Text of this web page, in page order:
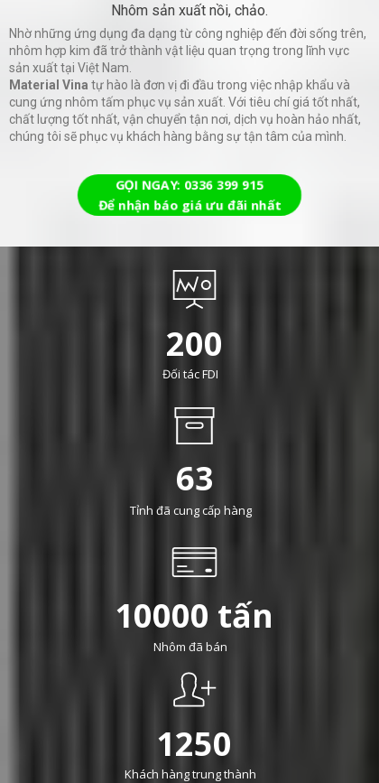
Nhôm sản xuất nồi, chảo.
Nhờ những ứng dụng đa dạng từ công nghiệp đến đời sống trên,
nhôm hợp kim đã trở thành vật liệu quan trọng trong lĩnh vực
sản xuất tại Việt Nam.
Material Vina tự hào là đơn vị đi đầu trong việc nhập khẩu và
cung ứng nhôm tấm phục vụ sản xuất. Với tiêu chí giá tốt nhất,
chất lượng tốt nhất, vận chuyển tận nơi, dịch vụ hoàn hảo nhất,
chúng tôi sẽ phục vụ khách hàng bằng sự tận tâm của mình.
GỌI NGAY: 0336 399 915
Để nhận báo giá ưu đãi nhất
200
Đối tác FDI
63
Tỉnh đã cung cấp hàng
10000 tấn
Nhôm đã bán
1250
Khách hàng trung thành